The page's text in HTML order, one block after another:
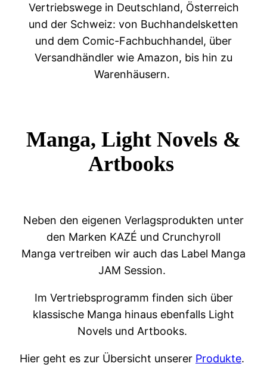
Vertriebswege in Deutschland, Österreich
und der Schweiz: von Buchhandelsketten
und dem Comic-Fachbuchhandel, über
Versandhändler wie Amazon, bis hin zu
Warenhäusern.
Manga, Light Novels &
Artbooks
Neben den eigenen Verlagsprodukten unter
den Marken KAZÉ und Crunchyroll
Manga vertreiben wir auch das Label Manga
JAM Session.
Im Vertriebsprogramm finden sich über
klassische Manga hinaus ebenfalls Light
Novels und Artbooks.
Hier geht es zur Übersicht unserer Produkte.